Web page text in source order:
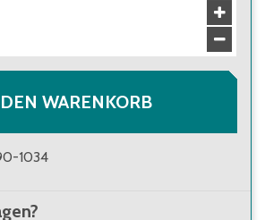
WARENKORB
1034